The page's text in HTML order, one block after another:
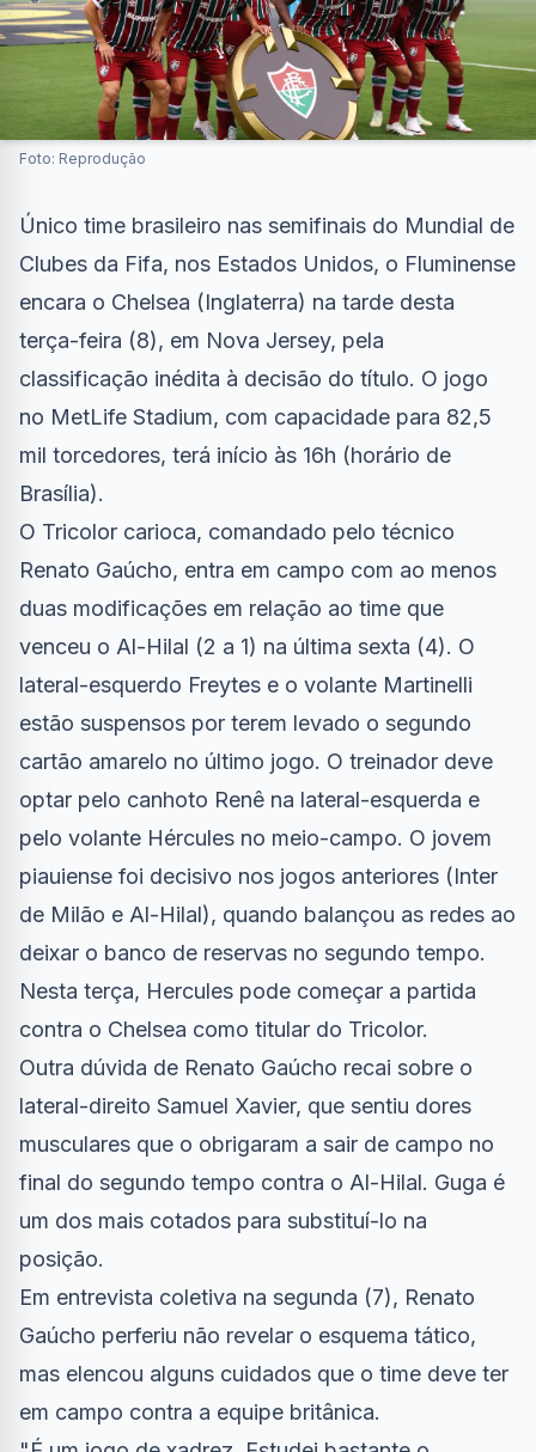
Foto: Reprodução
Único time brasileiro nas semifinais do Mundial de
Clubes da Fifa, nos Estados Unidos, o Fluminense
encara o Chelsea (Inglaterra) na tarde desta
terça-feira (8), em Nova Jersey, pela
classificação inédita à decisão do título. O jogo
no MetLife Stadium, com capacidade para 82,5
mil torcedores, terá início às 16h (horário de
Brasília).
O Tricolor carioca, comandado pelo técnico
Renato Gaúcho, entra em campo com ao menos
duas modificações em relação ao time que
venceu o Al-Hilal (2 a 1) na última sexta (4). O
lateral-esquerdo Freytes e o volante Martinelli
estão suspensos por terem levado o segundo
cartão amarelo no último jogo. O treinador deve
optar pelo canhoto Renê na lateral-esquerda e
pelo volante Hércules no meio-campo. O jovem
piauiense foi decisivo nos jogos anteriores (Inter
de Milão e Al-Hilal), quando balançou as redes ao
deixar o banco de reservas no segundo tempo.
Nesta terça, Hercules pode começar a partida
contra o Chelsea como titular do Tricolor.
Outra dúvida de Renato Gaúcho recai sobre o
lateral-direito Samuel Xavier, que sentiu dores
musculares que o obrigaram a sair de campo no
final do segundo tempo contra o Al-Hilal. Guga é
um dos mais cotados para substituí-lo na
posição.
Em entrevista coletiva na segunda (7), Renato
Gaúcho perferiu não revelar o esquema tático,
mas elencou alguns cuidados que o time deve ter
em campo contra a equipe britânica.